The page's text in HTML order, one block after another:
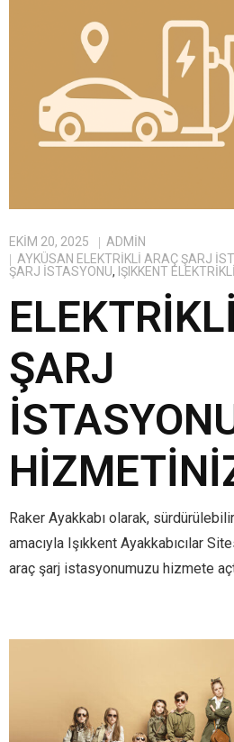
EKIM 20, 2025
ADMIN
AYKÜSAN ELEKTRIKLI ARAÇ ŞARJ
ŞARJ İSTASYONU, IŞIKKENT
ŞARJ
Raker Ayakkabı olarak,
amacıyla Işıkkent Ayakkabıcılar
araç şarj istasyonumuzu hizmete